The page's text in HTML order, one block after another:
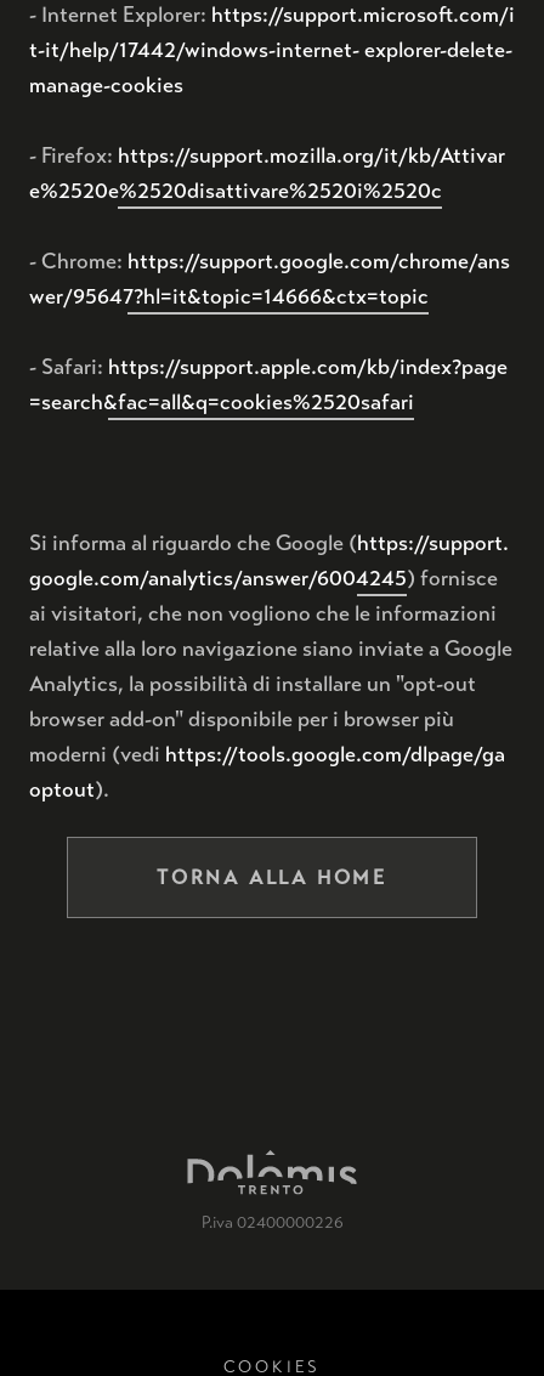
- Internet Explorer: https://support.microsoft.com/i
t-it/help/17442/windows-internet- explorer-delete-
manage-cookies
- Firefox: https://support.mozilla.org/it/kb/Attivar
e%2520e%2520disattivare%2520i%2520c
- Chrome: https://support.google.com/chrome/ans
wer/95647?hl=it&topic=14666&ctx=topic
- Safari: https://support.apple.com/kb/index?page
=search&fac=all&q=cookies%2520safari
Si informa al riguardo che Google (https://support.
google.com/analytics/answer/6004245) fornisce
ai visitatori, che non vogliono che le informazioni
relative alla loro navigazione siano inviate a Google
Analytics, la possibilità di installare un "opt-out
browser add-on" disponibile per i browser più
moderni (vedi https://tools.google.com/dlpage/ga
optout).
TORNA ALLA HOME
P.iva 02400000226
COOKIES